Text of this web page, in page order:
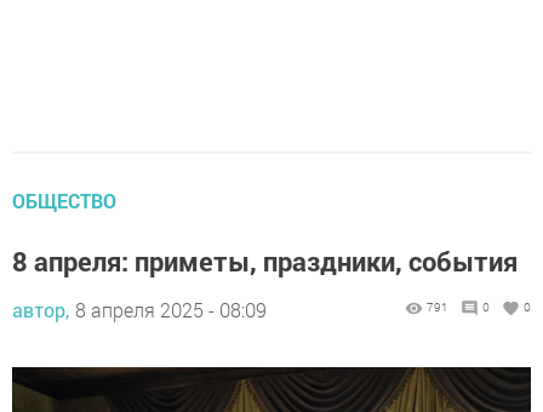
ОБЩЕСТВО
8 апреля: приметы, праздники, события
автор, 8 апреля 2025 - 08:09 791 0 0